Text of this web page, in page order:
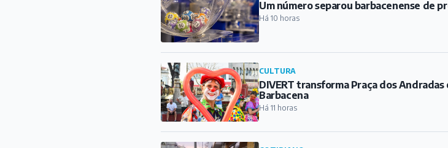
quebrada em Barbacena
ARTICULISTAS
Há 13 horas